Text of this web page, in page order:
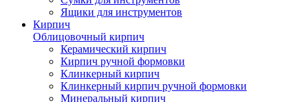
Ящики для инструментов
Кирпич
Облицовочный кирпич
Керамический кирпич
Кирпич ручной формовки
Клинкерный кирпич
Клинкерный кирпич ручной формовки
Минеральный кирпич